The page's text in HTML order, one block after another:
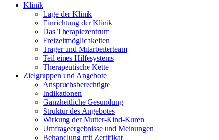
Klinik
Lage der Klinik
Einrichtung der Klinik
Das Therapiezentrum
Freizeitmöglichkeiten
Träger und Mitarbeiterteam
Teil eines Hilfesystems
Therapeutische Kette
Zielgruppen und Angebote
Anspruchsberechtigte
Indikationen
Ganzheitliche Gesundung
Struktur des Angebotes
Wirkung der Mutter-Kind-Kuren
Umfrageergebnisse und Meinungen
Behandlung mit Zertifikat